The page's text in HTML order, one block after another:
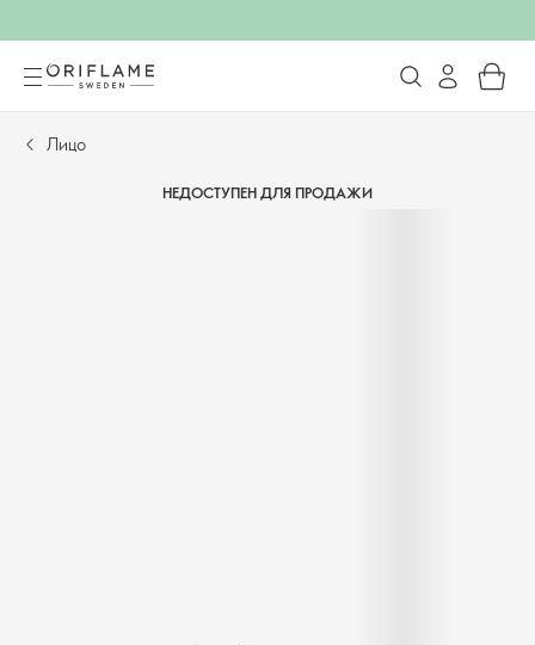
Лицо
НЕДОСТУПЕН ДЛЯ ПРОДАЖИ